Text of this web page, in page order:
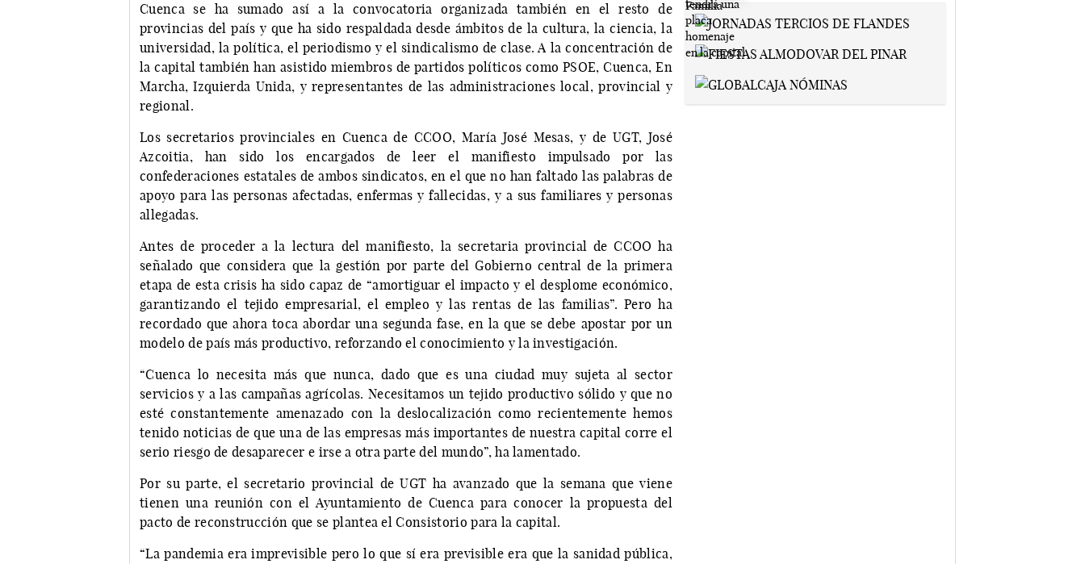
Cuenca se ha sumado así a la convocatoria organizada también en el resto de
provincias del país y que ha sido respaldada desde ámbitos de la cultura, la ciencia, la
universidad, la política, el periodismo y el sindicalismo de clase. A la concentración de
la capital también han asistido miembros de partidos políticos como PSOE, Cuenca, En
Marcha, Izquierda Unida, y representantes de las administraciones local, provincial y
regional.
Los secretarios provinciales en Cuenca de CCOO, María José Mesas, y de UGT, José
Azcoitia, han sido los encargados de leer el manifiesto impulsado por las
confederaciones estatales de ambos sindicatos, en el que no han faltado las palabras de
apoyo para las personas afectadas, enfermas y fallecidas, y a sus familiares y personas
allegadas.
Antes de proceder a la lectura del manifiesto, la secretaria provincial de CCOO ha
señalado que considera que la gestión por parte del Gobierno central de la primera
etapa de esta crisis ha sido capaz de “amortiguar el impacto y el desplome económico,
garantizando el tejido empresarial, el empleo y las rentas de las familias”. Pero ha
recordado que ahora toca abordar una segunda fase, en la que se debe apostar por un
modelo de país más productivo, reforzando el conocimiento y la investigación.
“Cuenca lo necesita más que nunca, dado que es una ciudad muy sujeta al sector
servicios y a las campañas agrícolas. Necesitamos un tejido productivo sólido y que no
esté constantemente amenazado con la deslocalización como recientemente hemos
tenido noticias de que una de las empresas más importantes de nuestra capital corre el
serio riesgo de desaparecer e irse a otra parte del mundo”, ha lamentado.
Por su parte, el secretario provincial de UGT ha avanzado que la semana que viene
tienen una reunión con el Ayuntamiento de Cuenca para conocer la propuesta del
pacto de reconstrucción que se plantea el Consistorio para la capital.
“La pandemia era imprevisible pero lo que sí era previsible era que la sanidad pública,